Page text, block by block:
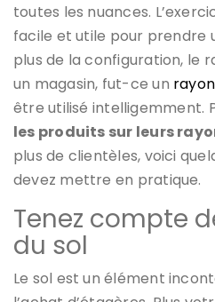
toutes les nuances.
facile et utile pour prendre
plus de la configuration, le
un magasin, fut-ce un
être utilisé intelligemment.
les produits sur leurs
plus de clientèles, voici
devez mettre en pratique.
Tenez compte
du sol
Le sol est un élément